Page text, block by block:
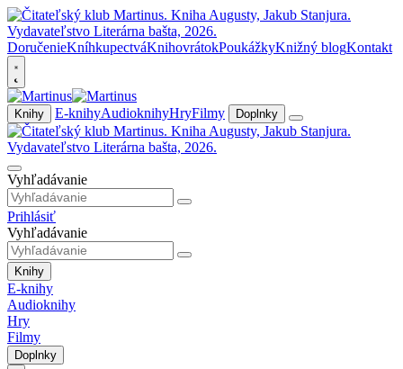
DoručenieKníhkupectváKnihovrátokPoukážkyKnižný blogKontakt
Knihy E-knihyAudioknihyHryFilmy Doplnky
Vyhľadávanie
Prihlásiť
Vyhľadávanie
Knihy
E-knihy
Audioknihy
Hry
Filmy
Doplnky